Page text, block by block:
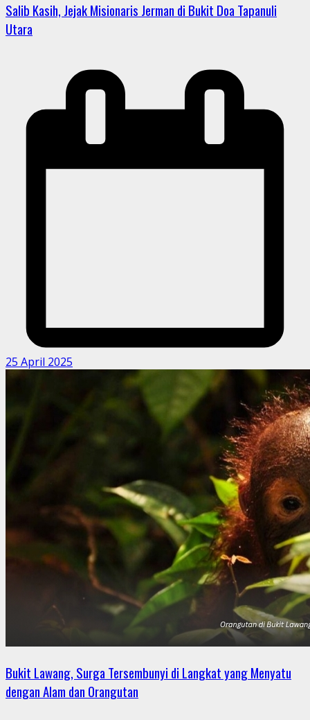
Salib Kasih, Jejak Misionaris Jerman di Bukit Doa Tapanuli
Utara
25 April 2025
Bukit Lawang, Surga Tersembunyi di Langkat yang Menyatu
dengan Alam dan Orangutan